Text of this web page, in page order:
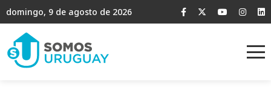
domingo, 9 de agosto de 2026